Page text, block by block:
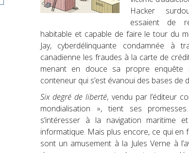
Hacker
essaient de
habitable et capable de faire le tour du
Jay, cyberdélinquante condamnée à
canadienne les fraudes à la carte de
menant en douce sa propre enquête
conteneur qui s’est évanoui des bases de
Six degré de liberté, vendu par l’éditeur
mondialisation », tient ses
s’intéresser à la navigation maritime
informatique. Mais plus encore, ce qui en
sont un amusement à la Jules Verne à